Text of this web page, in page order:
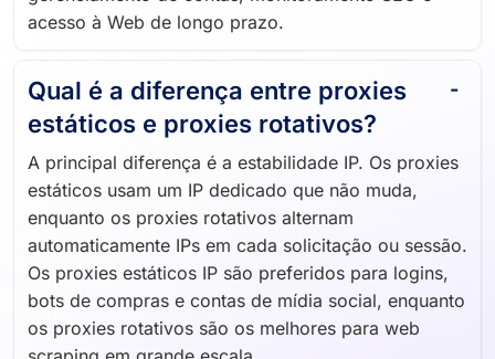
acesso à Web de longo prazo.
Qual é a diferença entre proxies
estáticos e proxies rotativos?
A principal diferença é a estabilidade IP. Os proxies
estáticos usam um IP dedicado que não muda,
enquanto os proxies rotativos alternam
automaticamente IPs em cada solicitação ou sessão.
Os proxies estáticos IP são preferidos para logins,
bots de compras e contas de mídia social, enquanto
os proxies rotativos são os melhores para web
scraping em grande escala.